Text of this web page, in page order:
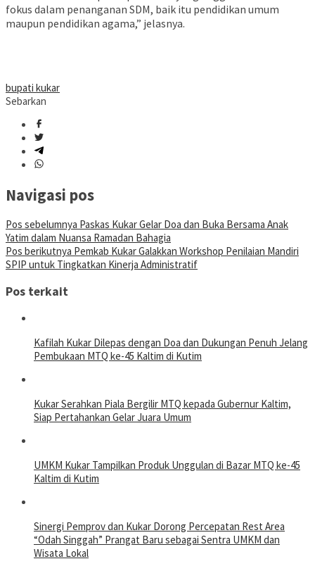
fokus dalam penanganan SDM, baik itu pendidikan umum
maupun pendidikan agama,” jelasnya.
bupati kukar
Sebarkan
Navigasi pos
Pos sebelumnya Paskas Kukar Gelar Doa dan Buka Bersama Anak
Yatim dalam Nuansa Ramadan Bahagia
Pos berikutnya Pemkab Kukar Galakkan Workshop Penilaian Mandiri
SPIP untuk Tingkatkan Kinerja Administratif
Pos terkait
Kafilah Kukar Dilepas dengan Doa dan Dukungan Penuh Jelang
Pembukaan MTQ ke-45 Kaltim di Kutim
Kukar Serahkan Piala Bergilir MTQ kepada Gubernur Kaltim,
Siap Pertahankan Gelar Juara Umum
UMKM Kukar Tampilkan Produk Unggulan di Bazar MTQ ke-45
Kaltim di Kutim
Sinergi Pemprov dan Kukar Dorong Percepatan Rest Area
“Odah Singgah” Prangat Baru sebagai Sentra UMKM dan
Wisata Lokal